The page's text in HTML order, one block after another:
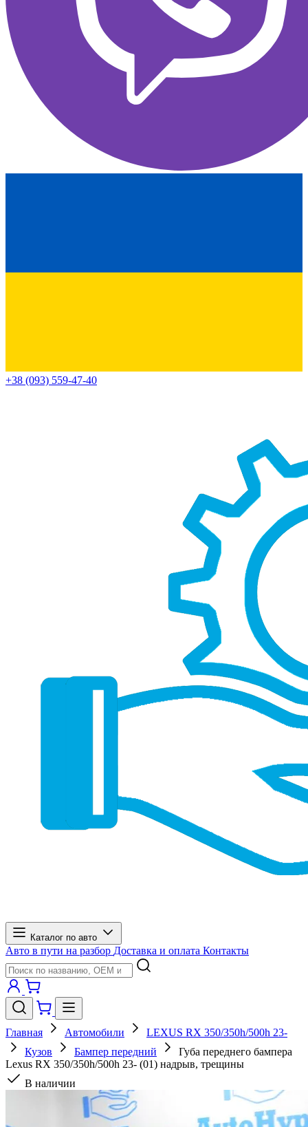
+38 (093) 559-47-40
Каталог по авто
Авто в пути на разбор Доставка и оплата Контакты
Главная Автомобили
LEXUS RX 350/350h/500h 23-
Кузов
Бампер передний
Губа переднего бампера
Lexus RX 350/350h/500h 23- (01) надрыв, трещины
В наличии